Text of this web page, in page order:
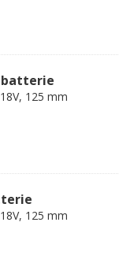
batterie
125 mm
125 mm